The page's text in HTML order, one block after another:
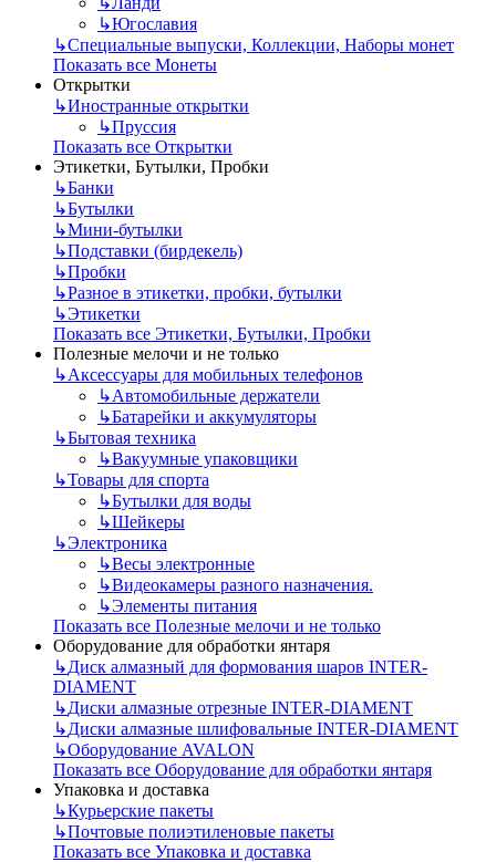
↳Югославия
↳Специальные выпуски, Коллекции, Наборы монет
Показать все Монеты
Открытки
↳Иностранные открытки
↳Пруссия
Показать все Открытки
Этикетки, Бутылки, Пробки
↳Банки
↳Бутылки
↳Мини-бутылки
↳Подставки (бирдекель)
↳Пробки
↳Разное в этикетки, пробки, бутылки
↳Этикетки
Показать все Этикетки, Бутылки, Пробки
Полезные мелочи и не только
↳Аксессуары для мобильных телефонов
↳Автомобильные держатели
↳Батарейки и аккумуляторы
↳Бытовая техника
↳Вакуумные упаковщики
↳Товары для спорта
↳Бутылки для воды
↳Шейкеры
↳Электроника
↳Весы электронные
↳Видеокамеры разного назначения.
↳Элементы питания
Показать все Полезные мелочи и не только
Оборудование для обработки янтаря
↳Диск алмазный для формования шаров INTER-
DIAMENT
↳Диски алмазные отрезные INTER-DIAMENT
↳Диски алмазные шлифовальные INTER-DIAMENT
↳Оборудование AVALON
Показать все Оборудование для обработки янтаря
Упаковка и доставка
↳Курьерские пакеты
↳Почтовые полиэтиленовые пакеты
Показать все Упаковка и доставка